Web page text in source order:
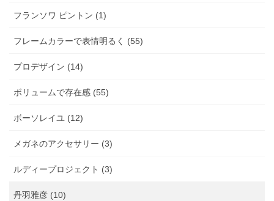
フランソワ ピントン (1)
フレームカラーで表情明るく (55)
プロデザイン (14)
ボリュームで存在感 (55)
ボーソレイユ (12)
メガネのアクセサリー (3)
ルディープロジェクト (3)
丹羽雅彦 (10)